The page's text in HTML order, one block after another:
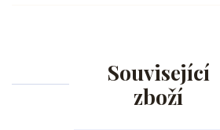
Související
zboží